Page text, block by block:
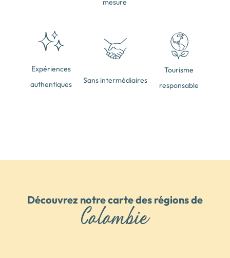
mesure
Expériences
authentiques
Sans intermédiaires
Tourisme
responsable
Découvrez notre carte des régions de
Colombie